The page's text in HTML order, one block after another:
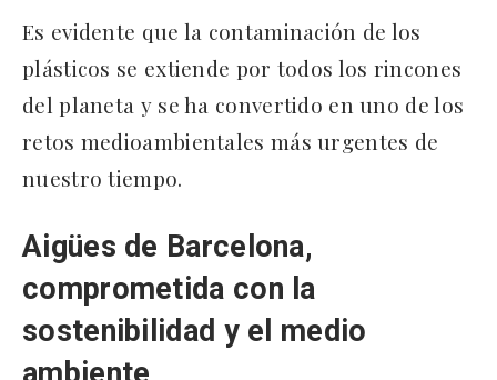
Es evidente que la contaminación de los
plásticos se extiende por todos los rincones
del planeta y se ha convertido en uno de los
retos medioambientales más urgentes de
nuestro tiempo.
Aigües de Barcelona,
comprometida con la
sostenibilidad y el medio